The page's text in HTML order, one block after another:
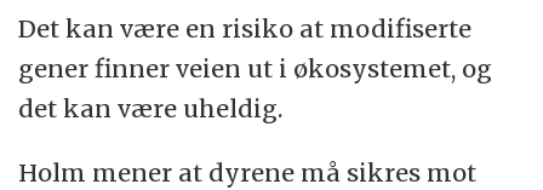
Det kan være en risiko at modifiserte
gener finner veien ut i økosystemet, og
det kan være uheldig.
Holm mener at dyrene må sikres mot